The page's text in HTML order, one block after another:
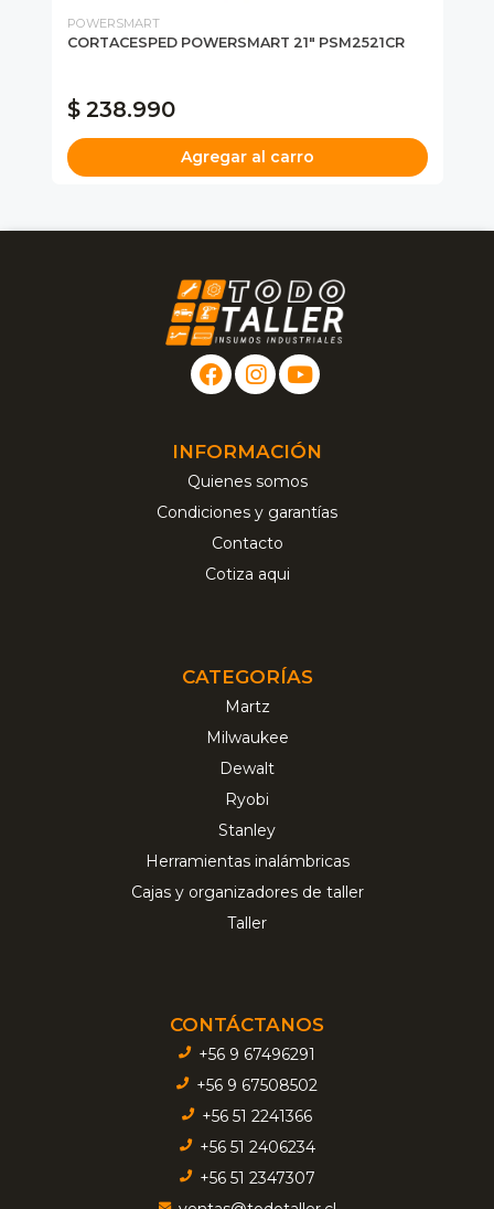
POWERSMART
CORTACESPED POWERSMART 21" PSM2521CR
$ 238.990
Agregar al carro
INFORMACIÓN
Quienes somos
Condiciones y garantías
Contacto
Cotiza aqui
CATEGORÍAS
Martz
Milwaukee
Dewalt
Ryobi
Stanley
Herramientas inalámbricas
Cajas y organizadores de taller
Taller
CONTÁCTANOS
+56 9 67496291
+56 9 67508502
+56 51 2241366
+56 51 2406234
+56 51 2347307